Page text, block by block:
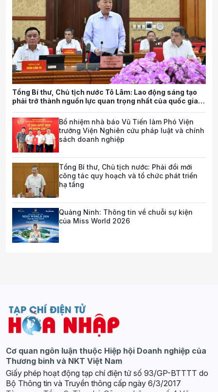
Tổng Bí thư, Chủ tịch nước Tô Lâm: Lao động sáng tạo
phải trở thành nguồn lực quan trọng nhất của quốc gia
Bổ nhiệm nhà báo Vũ Tiến làm Phó Viện
trưởng Viện Nghiên cứu pháp luật và chính
sách doanh nghiệp
Tổng Bí thư, Chủ tịch nước: Phải đổi mới
công tác quy hoạch và tổ chức phát triển
hạ tầng
Quảng Ninh: Thông tin về chuỗi sự kiện
của Miss World 2026
Cơ quan ngôn luận thuộc Hiệp hội Doanh nghiệp của
Thương binh và NKT Việt Nam
Giấy phép hoạt động tạp chí điện tử số 93/GP-BTTTT do
Bộ Thông tin và Truyền thông cấp ngày 6/3/2017